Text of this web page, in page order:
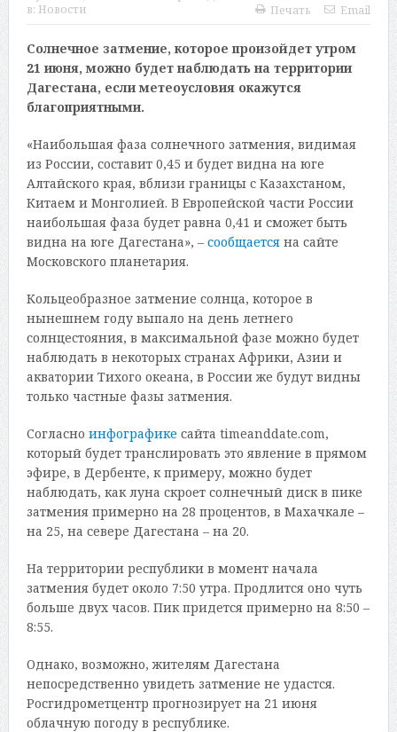
в: Новости Печать Email
Солнечное затмение, которое произойдет утром
21 июня, можно будет наблюдать на территории
Дагестана, если метеоусловия окажутся
благоприятными.
«Наибольшая фаза солнечного затмения, видимая
из России, составит 0,45 и будет видна на юге
Алтайского края, вблизи границы с Казахстаном,
Китаем и Монголией. В Европейской части России
наибольшая фаза будет равна 0,41 и сможет быть
видна на юге Дагестана», – сообщаетсяна сайте
Московского планетария.
Кольцеобразное затмение солнца, которое в
нынешнем году выпало на день летнего
солнцестояния, в максимальной фазе можно будет
наблюдать в некоторых странах Африки, Азии и
акватории Тихого океана, в России же будут видны
только частные фазы затмения.
Согласно инфографике сайта timeanddate.com,
который будет транслировать это явление в прямом
эфире, в Дербенте, к примеру, можно будет
наблюдать, как луна скроет солнечный диск в пике
затмения примерно на 28 процентов, в Махачкале –
на 25, на севере Дагестана – на 20.
На территории республики в момент начала
затмения будет около 7:50 утра. Продлится оно чуть
больше двух часов. Пик придется примерно на 8:50 –
8:55.
Однако, возможно, жителям Дагестана
непосредственно увидеть затмение не удастся.
Росгидрометцентр прогнозирует на 21 июня
облачную погоду в республике.